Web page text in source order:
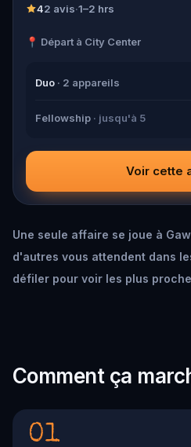
Walter, the obsessed boyfriend?
suspects, and expose the real
42 avis·1–2 hrs
📍 Départ à City Center
Duo · 2 appareils
Fellowship · jusqu'à 5
Voir cette
Une seule affaire se joue à
d'autres vous attendent dans
défiler pour voir les plus
Comment ça
01